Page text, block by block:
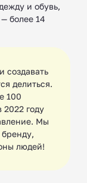
и обувь,
более 14
создавать
делиться.
100
2022 году
Мы
людей!